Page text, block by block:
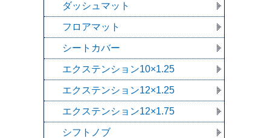
ダッシュマット
フロアマット
シートカバー
エクステンション10×1.25
エクステンション12×1.25
エクステンション12×1.75
シフトノブ